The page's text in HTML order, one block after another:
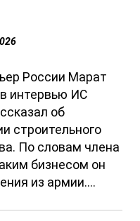
России Марат
интервью ИС
об
строительного
По словам члена
бизнесом он
из армии....